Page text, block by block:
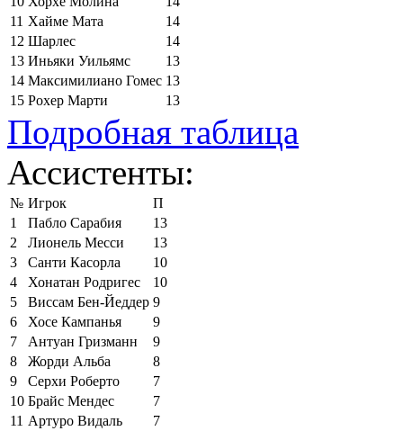
11 Хайме Мата
14
12 Шарлес
14
13 Иньяки Уильямс
13
14 Максимилиано Гомес 13
15 Рохер Марти 13
Подробная таблица
Ассистенты:
№ Игрок
П
1
Пабло Сарабия
13
2
Лионель Месси
13
3
Санти Касорла
10
4
Хонатан Родригес
10
5
Виссам Бен-Йеддер 9
6
Хосе Кампанья
9
7
Антуан Гризманн
9
8
Жорди Альба
8
9
Серхи Роберто
7
10 Брайс Мендес
7
11 Артуро Видаль 7